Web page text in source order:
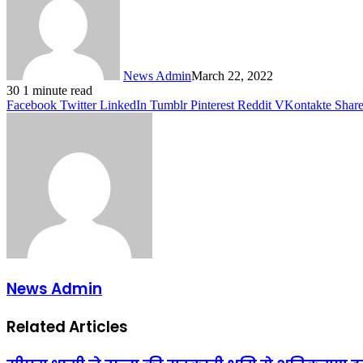
News AdminMarch 22, 2022
30 1 minute read
Facebook Twitter LinkedIn Tumblr Pinterest Reddit VKontakte
News Admin
Related Articles